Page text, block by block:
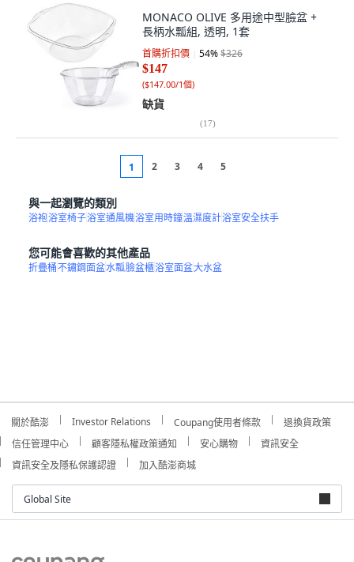
MONACO OLIVE 多用途中型臉盆 +
長柄水瓢組, 透明, 1套
首購折扣價 54%$326
$147
($147.00/1個)
缺貨
(17)
1 2 3 4 5
與一起瀏覽的類別
浴袍浴室椅子浴室通風機浴室用時鐘溫濕度計浴室安全扶手
您可能會喜歡的其他產品
折疊桶不鏽鋼面盆水瓢臉盆櫃浴室面盆大水盆
關於酷澎 Investor Relations Coupang使用者條款
退換貨政策
信任管理中心
顧客隱私權政策通知 安心購物
資訊安全
資訊安全及隱私保護認證
加入酷澎商城
Global Site